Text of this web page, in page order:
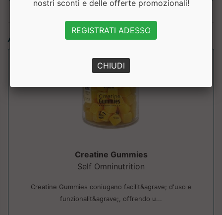
Articoli simili:
Creatine Gummies
Self Omninutrition
Creatine Gummies coniugano facilit&agrave; d'uso e
funzionalit&agrave;, offrendo u...
nostri sconti e delle offerte promozionali!
REGISTRATI ADESSO
CHIUDI